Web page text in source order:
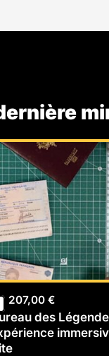
207,00€
des